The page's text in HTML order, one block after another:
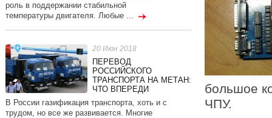
большое
ЧПУ.
роль в поддержании стабильной
температуры двигателя. Любые ...
20 Июн 2018
ПЕРЕВОД
РОССИЙСКОГО
ТРАНСПОРТА НА МЕТАН:
ЧТО ВПЕРЕДИ
В России газификация транспорта, хоть и с
трудом, но все же развивается. Многие